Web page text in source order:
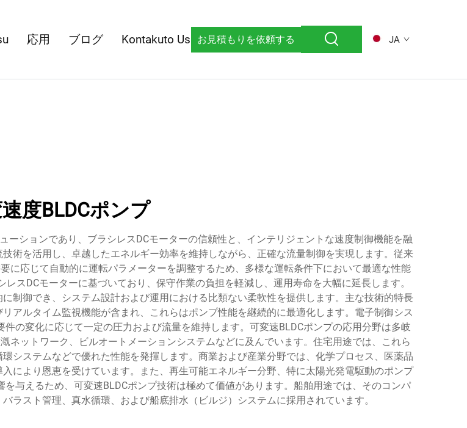
応用 ブログ Kontakuto Us お見積もりを依頼する JA
度BLDCポンプ
ションであり、ブラシレスDCモーターの信頼性と、インテリジェントな速度制御機能を融
術を活用し、卓越したエネルギー効率を維持しながら、正確な流量制御を実現します。従来
に応じて自動的に運転パラメーターを調整するため、多様な運転条件下において最適な性能
スDCモーターに基づいており、保守作業の負担を軽減し、運用寿命を大幅に延長します。
制御でき、システム設計および運用における比類ない柔軟性を提供します。主な技術的特長
アルタイム監視機能が含まれ、これらはポンプ性能を継続的に最適化します。電子制御シス
の変化に応じて一定の圧力および流量を維持します。可変速BLDCポンプの応用分野は多岐
ネットワーク、ビルオートメーションシステムなどに及んでいます。住宅用途では、これら
システムなどで優れた性能を発揮します。商業および産業分野では、化学プロセス、医薬品
により恩恵を受けています。また、再生可能エネルギー分野、特に太陽光発電駆動のポンプ
与えるため、可変速BLDCポンプ技術は極めて価値があります。船舶用途では、そのコンパ
ラスト管理、真水循環、および船底排水（ビルジ）システムに採用されています。